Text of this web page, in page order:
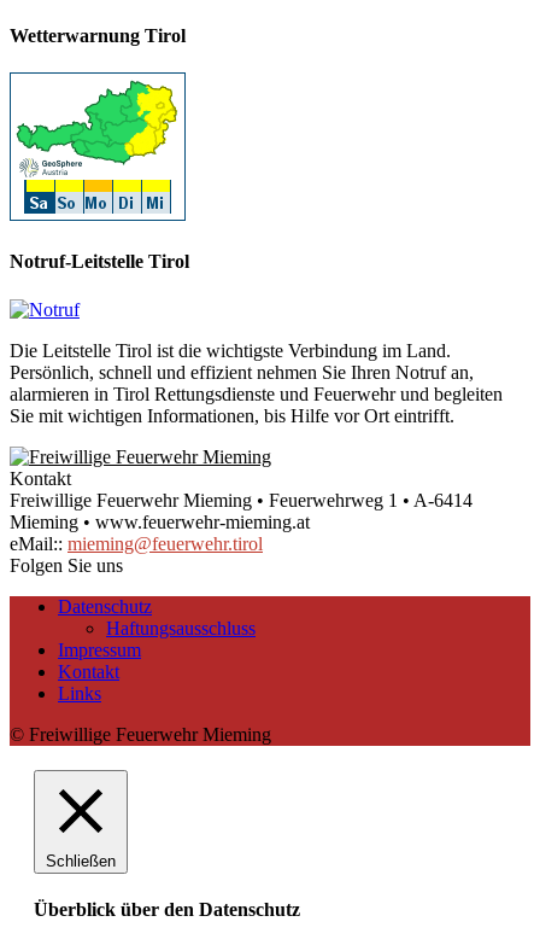
Wetterwarnung Tirol
Notruf-Leitstelle Tirol
Die Leitstelle Tirol ist die wichtigste Verbindung im Land.
Persönlich, schnell und effizient nehmen Sie Ihren Notruf an,
alarmieren in Tirol Rettungsdienste und Feuerwehr und begleiten
Sie mit wichtigen Informationen, bis Hilfe vor Ort eintrifft.
Kontakt
Freiwillige Feuerwehr Mieming • Feuerwehrweg 1 • A-6414
Mieming • www.feuerwehr-mieming.at
eMail:: mieming@feuerwehr.tirol
Folgen Sie uns
Datenschutz
Haftungsausschluss
Impressum
Kontakt
Links
© Freiwillige Feuerwehr Mieming
Schließen
Überblick über den Datenschutz